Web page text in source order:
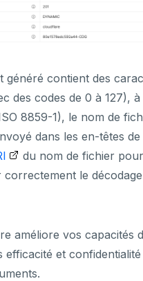
contient des
des codes de 0 à 127), à
8859-1), le nom de
dans les en-têtes
du nom de fichier
correctement le
améliore vos capacités
et